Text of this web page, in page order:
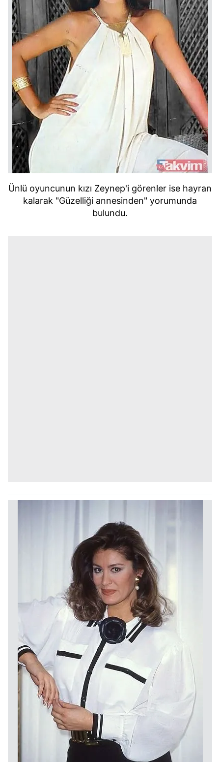
Ünlü oyuncunun kızı Zeynep'i görenler ise hayran
kalarak "Güzelliği annesinden" yorumunda
bulundu.